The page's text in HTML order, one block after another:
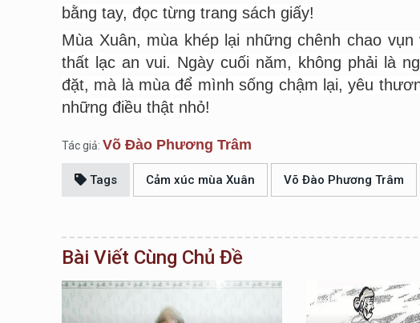
bằng tay, đọc từng trang sách giấy!
Mùa Xuân, mùa khép lại những chênh chao
thất lạc an vui. Ngày cuối năm, không phải là
đặt, mà là mùa để mình sống chậm lại, yêu
những điều thật nhỏ!
Tác giả: Võ Đào Phương Trâm
Tags Cảm xúc mùa Xuân Võ Đào Phương Trâm
Bài Viết Cùng Chủ Đề